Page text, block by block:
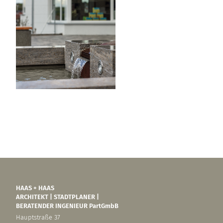
HAAS + HAAS
ARCHITEKT | STADTPLANER |
BERATENDER INGENIEUR PartGmbB
Hauptstraße 37